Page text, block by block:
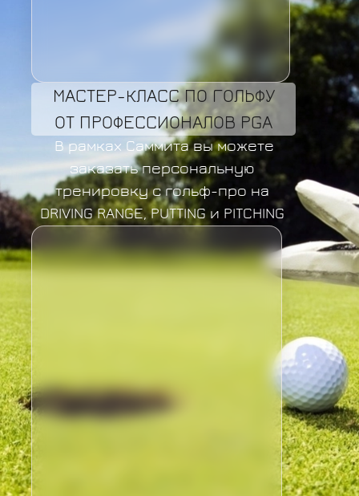
МАСТЕР-КЛАСС ПО ГОЛЬФУ
ОТ ПРОФЕССИОНАЛОВ PGA
В рамках Саммита вы можете
заказать персональную
тренировку с гольф-про на
DRIVING RANGE, PUTTING и PITCHING